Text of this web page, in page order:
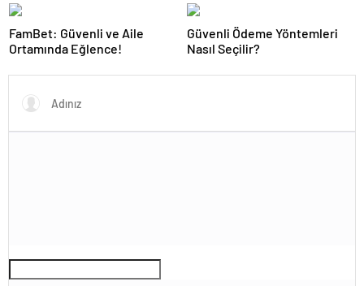
FamBet: Güvenli ve Aile
Ortamında Eğlence!
Güvenli Ödeme Yöntemleri
Nasıl Seçilir?